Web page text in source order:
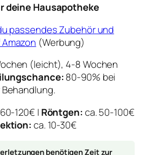
deine Hausapotheke
passendes Zubehör und
(Werbung)
(leicht), 4-8 Wochen
80-90% bei
120€ | Röntgen:ca. 50-100€
ca. 10-30€
benötigen Zeit zur